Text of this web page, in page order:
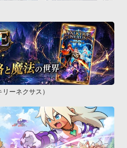
ーネクサス）